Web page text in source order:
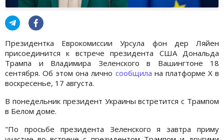
Президентка Еврокомиссии Урсула фон дер Ляйен
присоединится к встрече президента США Дональда
Трампа и Владимира Зеленского в Вашингтоне 18
сентября. Об этом она лично сообщила на платформе X в
воскресенье, 17 августа.
В понедельник президент Украины встретится с Трампом
в Белом доме.
"По просьбе президента Зеленского я завтра приму